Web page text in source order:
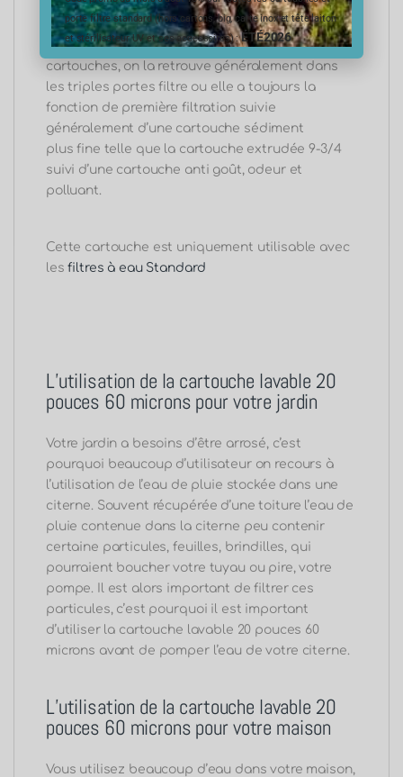
de fois que la toile en nylon qui la constitue
résistera.La cartouche lavable 20 pouces 60
microns est généralement associé à d’autres
cartouches, on la retrouve généralement dans
les triples portes filtre ou elle a toujours la
fonction de première filtration suivie
généralement d’une cartouche sédiment
plusfine telle que la cartouche extrudée 9-3/4
suivi d’une cartouche anti goût, odeur et
polluant.
Cette cartouche est uniquement utilisable avec
lesfiltres à eau Standard
L’utilisation de la cartouche lavable 20
pouces 60 microns pour votre jardin
Votre jardin a besoins d’être arrosé, c’est
pourquoi beaucoup d’utilisateur on recours à
l’utilisation de l’eau de pluie stockée dans une
citerne. Souvent récupérée d’une toiture l’eau de
pluie contenue dans la citerne peu contenir
certaine particules, feuilles, brindilles, qui
pourraient boucher votre tuyau ou pire, votre
pompe. Il est alors important de filtrer ces
particules, c’est pourquoi il est important
d’utiliser la cartouche lavable 20 pouces 60
microns avant de pomper l’eau de votre citerne.
L’utilisation de la cartouche lavable 20
pouces 60 microns pour votre maison
Vous utilisez beaucoup d’eau dans votre maison,
porte filtre standard (hors cartons, big, carte inox et tête laiton
et stérilisateur UV et ses accessoires) :ÉTÉ2026